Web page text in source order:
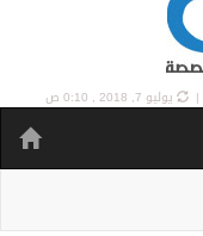
يوليو 7, 2018 , 0:10 ص